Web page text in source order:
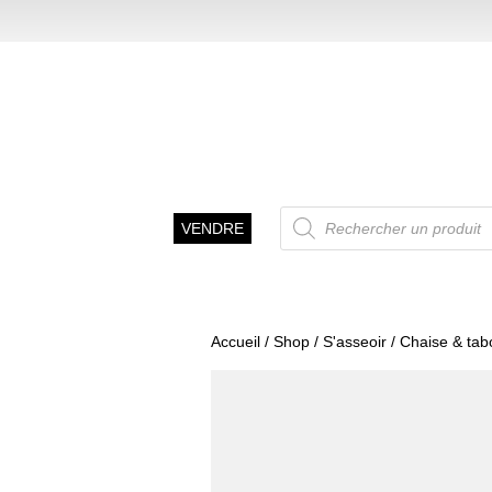
VENDRE
Recherche
de
produits
Accueil / Shop / S'asseoir / Chaise &